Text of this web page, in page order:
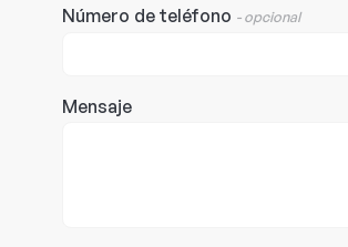
Número de teléfono - opcional
Mensaje